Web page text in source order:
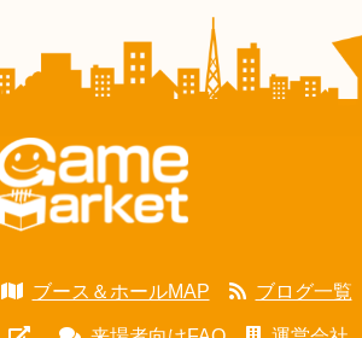
ブース＆ホールMAP ブログ一覧